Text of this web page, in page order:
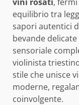
equilibrio tra
sapori autentici
bevande
sensoriale
violinista
stile che unisce
moderne,
coinvolgente.